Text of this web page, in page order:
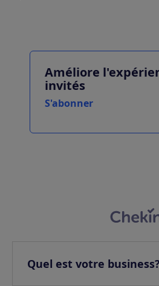
Améliore
invités
S'abonner
Quel est votre business?